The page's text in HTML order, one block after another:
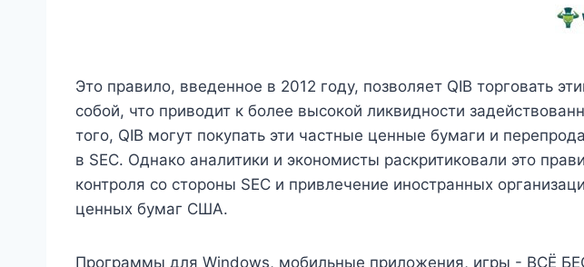
Это правило, введенное в 2012 году, позволяет QIB торговать
собой, что приводит к более высокой ликвидности
того, QIB могут покупать эти частные ценные бумаги и
в SEC. Однако аналитики и экономисты раскритиковали это
контроля со стороны SEC и привлечение иностранных
ценных бумаг США.
Программы для Windows, мобильные приложения, игры - ВСЁ